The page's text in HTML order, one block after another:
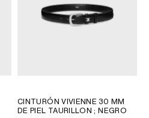
CINTURÓN VIVIENNE 30 MM
DE PIEL TAURILLON; NEGRO